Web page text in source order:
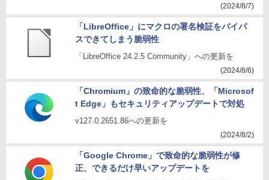
(2024/8/7)
「LibreOffice」にマクロの署名検証をバイパ
スできてしまう脆弱性
「LibreOffice 24.2.5 Community」への更新を
(2024/8/6)
「Chromium」の致命的な脆弱性、「Microsof
t Edge」もセキュリティアップデートで対処
v127.0.2651.86への更新を
(2024/8/2)
「Google Chrome」で致命的な脆弱性が修
正、できるだけ早いアップデートを